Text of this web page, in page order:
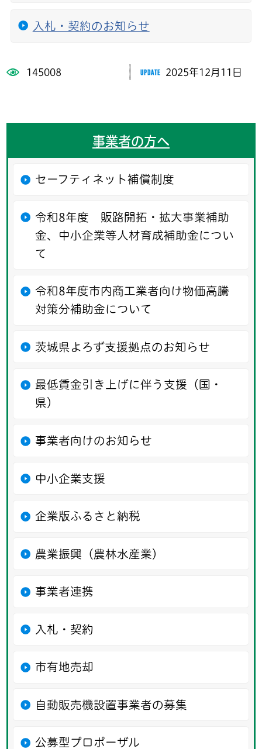
入札・契約のお知らせ
145008 2025年12月11日
事業者の方へ
セーフティネット補償制度
令和8年度 販路開拓・拡大事業補助
金、中小企業等人材育成補助金につい
て
令和8年度市内商工業者向け物価高騰
対策分補助金について
茨城県よろず支援拠点のお知らせ
最低賃金引き上げに伴う支援（国・
県）
事業者向けのお知らせ
中小企業支援
企業版ふるさと納税
農業振興（農林水産業）
事業者連携
入札・契約
市有地売却
自動販売機設置事業者の募集
公募型プロポーザル